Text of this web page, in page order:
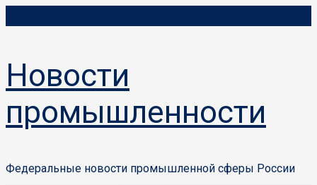
к
Новости
промышленности
Федеральные новости промышленной сферы России